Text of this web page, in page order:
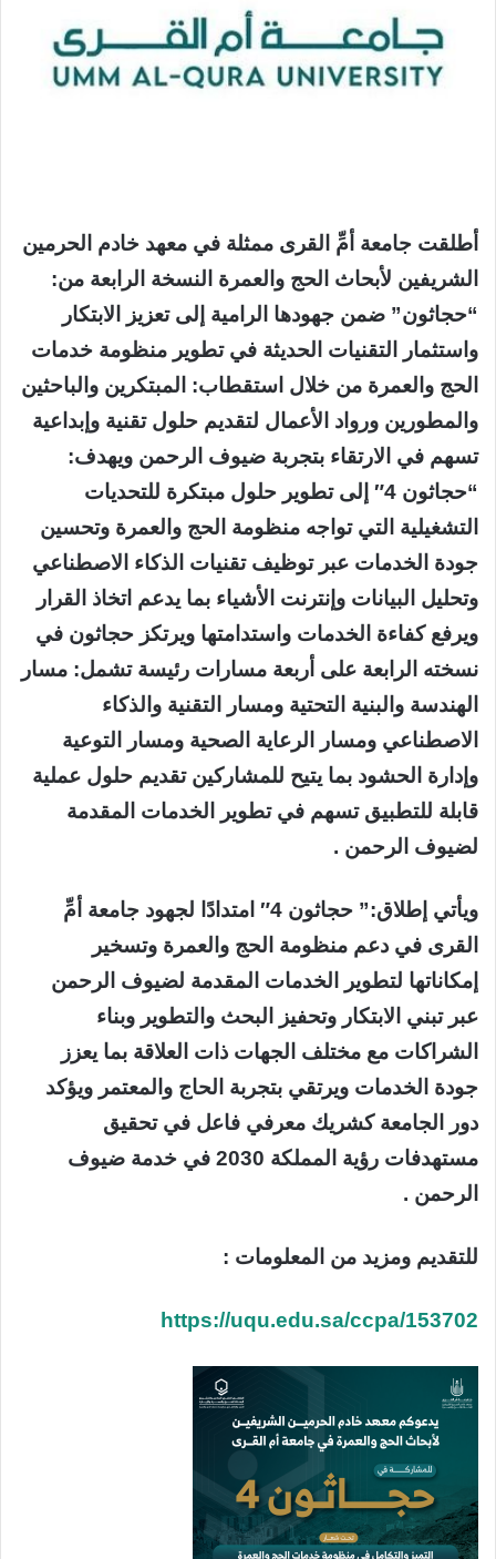
أطلقت جامعة أمِّ القرى ممثلة في معهد خادم الحرمين
الشريفين لأبحاث الحج والعمرة النسخة الرابعة من:
“حجاثون” ضمن جهودها الرامية إلى تعزيز الابتكار
واستثمار التقنيات الحديثة في تطوير منظومة خدمات
الحج والعمرة من خلال استقطاب: المبتكرين والباحثين
والمطورين ورواد الأعمال لتقديم حلول تقنية وإبداعية
تسهم في الارتقاء بتجربة ضيوف الرحمن ويهدف:
“حجاثون 4″ إلى تطوير حلول مبتكرة للتحديات
التشغيلية التي تواجه منظومة الحج والعمرة وتحسين
جودة الخدمات عبر توظيف تقنيات الذكاء الاصطناعي
وتحليل البيانات وإنترنت الأشياء بما يدعم اتخاذ القرار
ويرفع كفاءة الخدمات واستدامتها ويرتكز حجاثون في
نسخته الرابعة على أربعة مسارات رئيسة تشمل: مسار
الهندسة والبنية التحتية ومسار التقنية والذكاء
الاصطناعي ومسار الرعاية الصحية ومسار التوعية
وإدارة الحشود بما يتيح للمشاركين تقديم حلول عملية
قابلة للتطبيق تسهم في تطوير الخدمات المقدمة
لضيوف الرحمن .
ويأتي إطلاق:” حجاثون 4″ امتدادًا لجهود جامعة أمِّ
القرى في دعم منظومة الحج والعمرة وتسخير
إمكاناتها لتطوير الخدمات المقدمة لضيوف الرحمن
عبر تبني الابتكار وتحفيز البحث والتطوير وبناء
الشراكات مع مختلف الجهات ذات العلاقة بما يعزز
جودة الخدمات ويرتقي بتجربة الحاج والمعتمر ويؤكد
دور الجامعة كشريك معرفي فاعل في تحقيق
مستهدفات رؤية المملكة 2030 في خدمة ضيوف
الرحمن .
للتقديم ومزيد من المعلومات :
https://uqu.edu.sa/ccpa/153702